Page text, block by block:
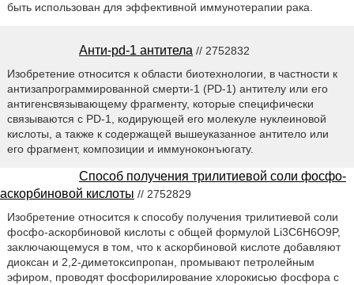
быть использован для эффективной иммунотерапии рака.
Анти-pd-1 антитела // 2752832
Изобретение относится к области биотехнологии, в частности к
антизапрограммированной смерти-1 (PD-1) антителу или его
антигенсвязывающему фрагменту, которые специфически
связываются с PD-1, кодирующей его молекуле нуклеиновой
кислоты, а также к содержащей вышеуказанное антитело или
его фрагмент, композиции и иммуноконъюгату.
Способ получения трилитиевой соли фосфо-
аскорбиновой кислоты // 2752829
Изобретение относится к способу получения трилитиевой соли
фосфо-аскорбиновой кислоты с общей формулой Li3C6H6O9P,
заключающемуся в том, что к аскорбиновой кислоте добавляют
диоксан и 2,2-диметоксипропан, промывают петролейным
эфиром, проводят фосфорилирование хлорокисью фосфора с